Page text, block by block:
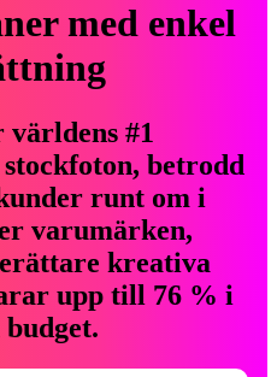
med enkel
världens #1
betrodd
runt om i
varumärken,
kreativa
upp till 76 % i